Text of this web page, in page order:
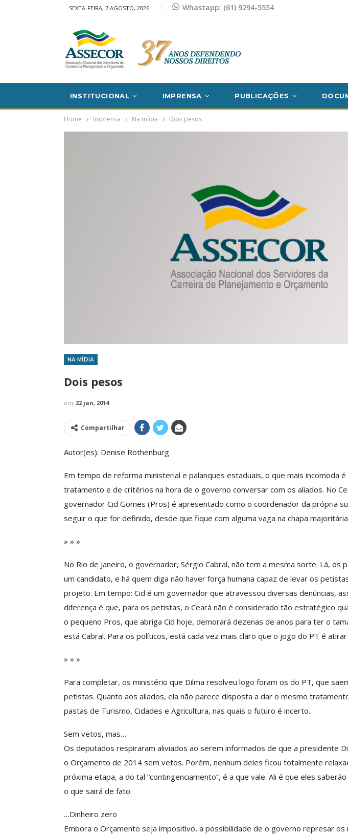
SEXTA-FEIRA, 7 AGOSTO, 2026 Whastapp: (61) 9294-5554
INSTITUCIONAL IMPRENSA PUBLICAÇÕES
Home Imprensa Na mídia Dois pesos
NA MÍDIA
Dois pesos
em 22 jan, 2014
Compartilhar
Autor(es): Denise Rothenburg
Em tempo de reforma ministerial e palanques estaduais, o que mais incomoda
tratamento e de critérios na hora de o governo conversar com os aliados. No
governador Cid Gomes (Pros) é apresentado como o coordenador da própria
seguir o que for definido, desde que fique com alguma vaga na chapa
» » »
No Rio de Janeiro, o governador, Sérgio Cabral, não tem a mesma sorte. Lá, os
um candidato, e há quem diga não haver força humana capaz de levar os
projeto. Em tempo: Cid é um governador que atravessou diversas denúncias,
diferença é que, para os petistas, o Ceará não é considerado tão estratégico
o pequeno Pros, que abriga Cid hoje, demorará dezenas de anos para ter o
está Cabral. Para os políticos, está cada vez mais claro que o jogo do PT é
» » »
Para completar, os ministério que Dilma resolveu logo foram os do PT, que
petistas. Quanto aos aliados, ela não parece disposta a dar o mesmo
pastas de Turismo, Cidades e Agricultura, nas quais o futuro é incerto.
Sem vetos, mas…
Os deputados respiraram aliviados ao serem informados de que a presidente
o Orçamento de 2014 sem vetos. Porém, nenhum deles ficou totalmente
próxima etapa, a do tal “contingenciamento”, é a que vale. Ali é que eles
o que sairá de fato.
…Dinheiro zero
Embora o Orçamento seja impositivo, a possibilidade de o governo represar
Clube De Benefícios ASSECOR
Reúne Dezenas De Escolas De
Idiomas Com Condições…
IMPRENSA
ASSECOR Acompanha Reunião
Da Mesa Nacional De
Comunicacao 26 jun, 2026